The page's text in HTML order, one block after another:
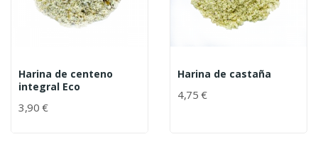
Harina de centeno
integral Eco
3,90 €
Harina de castaña
4,75 €